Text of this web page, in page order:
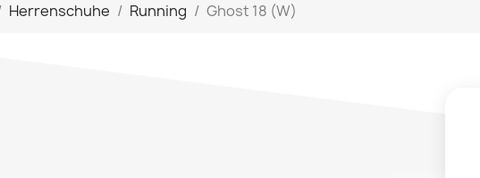
Herrenschuhe Running Ghost 18 (W)